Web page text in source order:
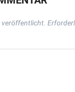
veröffentlicht.